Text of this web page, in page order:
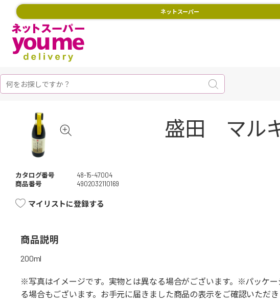
ネットスーパー
盛田 マル
カタログ番号
48-15-47004
商品番号
4902032110169
マイリストに登録する
商品説明
200ml
※写真はイメージです。実物とは異なる場合がございます。※パッケ
る場合もございます。お手元に届きました商品の表示をご確認いただき